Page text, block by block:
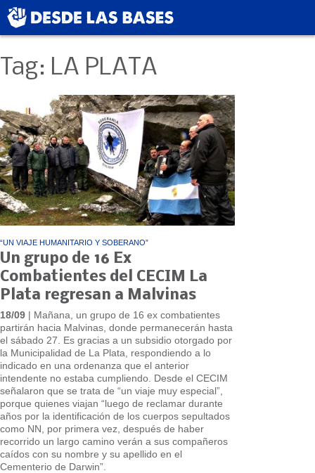
Tag: LA PLATA
“UN VIAJE HUMANITARIO Y SOBERANO”
Un grupo de 16 Ex
Combatientes del CECIM La
Plata regresan a Malvinas
18/09 | Mañana, un grupo de 16 ex combatientes
partirán hacia Malvinas, donde permanecerán hasta
el sábado 27. Es gracias a un subsidio otorgado por
la Municipalidad de La Plata, respondiendo a lo
indicado en una ordenanza que el anterior
intendente no estaba cumpliendo. Desde el CECIM
señalaron que se trata de “un viaje muy especial”,
porque quienes viajan “luego de reclamar durante
años por la identificación de los cuerpos sepultados
como NN, por primera vez, después de haber
recorrido un largo camino verán a sus compañeros
caídos con su nombre y su apellido en el
Cementerio de Darwin”.